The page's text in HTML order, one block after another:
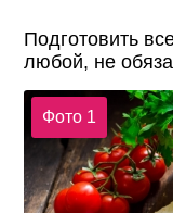
Подготовить
любой, не
Фото 1